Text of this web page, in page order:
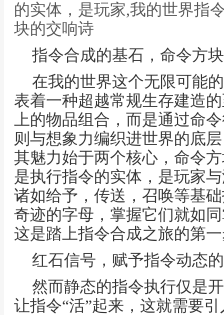
的实体，是玩家,我的世界指
块的交响诗
指令合成的基石，命令方
在我的世界这个无限可能
表着一种超越常规生存建造
上的物品组合，而是通过命
则与想象力编织进世界的底
其魅力始于两个核心，命令
是执行指令的实体，是玩家
诸如给予，传送，召唤等基
奇迹的字母，掌握它们就如
这是踏上指令合成之旅的第
红石信号，赋予指令动态
然而静态的指令执行仅是
让指令“活”起来，这就需要